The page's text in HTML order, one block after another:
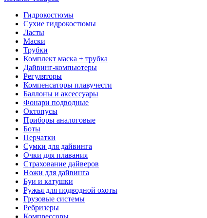
Гидрокостюмы
Сухие гидрокостюмы
Ласты
Маски
Трубки
Комплект маска + трубка
Дайвинг-компьютеры
Регуляторы
Компенсаторы плавучести
Баллоны и аксессуары
Фонари подводные
Октопусы
Приборы аналоговые
Боты
Перчатки
Сумки для дайвинга
Очки для плавания
Страхование дайверов
Ножи для дайвинга
Буи и катушки
Ружья для подводной охоты
Грузовые системы
Ребризеры
Компрессоры